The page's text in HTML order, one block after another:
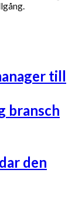
till
bransch
den